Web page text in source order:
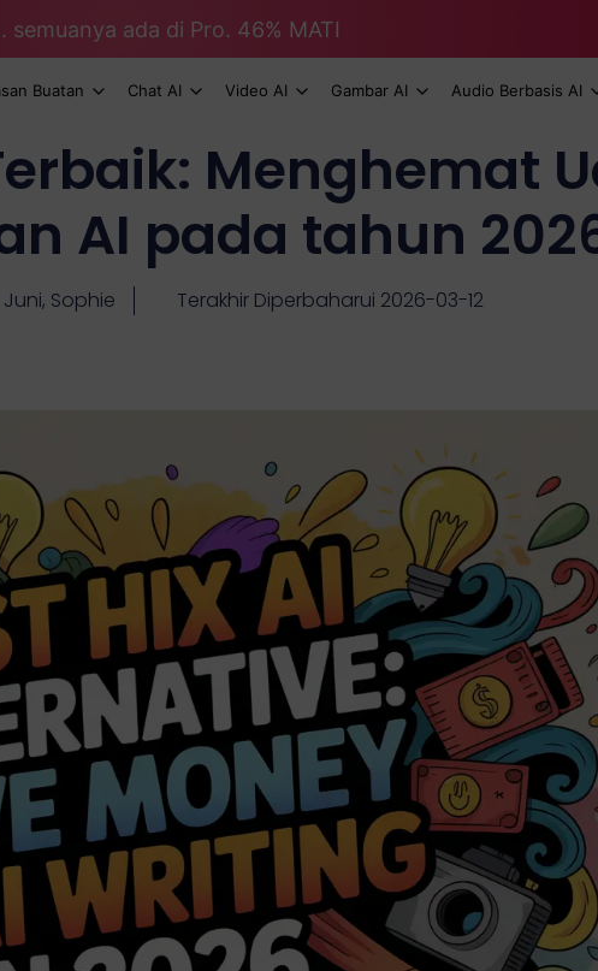
semuanya ada di Pro. 46% MATI
Buatan Chat AI Video AI Gambar AI Audio Berbasis AI
Menghemat
AI pada tahun
Juni, Sophie Terakhir Diperbaharui 2026-03-12